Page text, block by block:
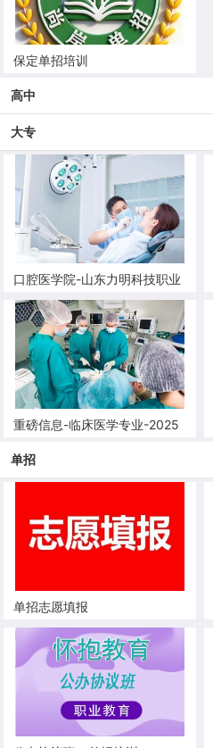
保定单招培训
高中
大专
口腔医学院-山东力明科技职业
学院
重磅信息-临床医学专业-2025
单招
单招志愿填报